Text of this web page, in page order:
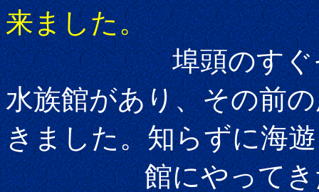
来ました。
埠頭のすぐそばに
水族館があり、その前
きました。知らずに海遊
館にやってきた人